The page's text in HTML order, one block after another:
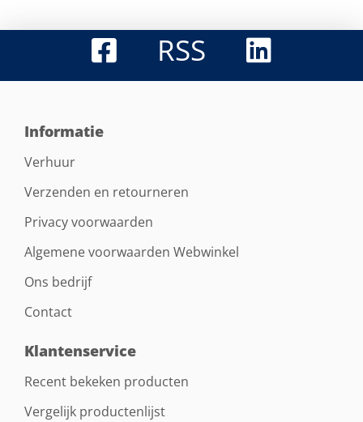
RSS
Informatie
Verhuur
Verzenden en retourneren
Privacy voorwaarden
Algemene voorwaarden Webwinkel
Ons bedrijf
Contact
Klantenservice
Recent bekeken producten
Vergelijk productenlijst